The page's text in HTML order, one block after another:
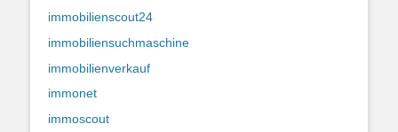
immobilienscout24
immobiliensuchmaschine
immobilienverkauf
immonet
immoscout